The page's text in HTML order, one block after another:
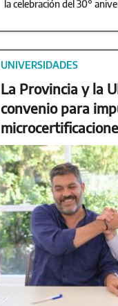
la celebración del 30°
UNIVERSIDADES
La Provincia y la
convenio para